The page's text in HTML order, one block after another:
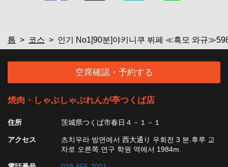
톱 코스 인기 No1[90분]야키니쿠 뷔페 ≪흑모 와규
空席確認・予約する
焼肉・しゃぶしゃぶれんが亭つくば店
住所 茨城県つくば市春日４－１－１
アクセス
츠치우라 방면에서 西大通り 우회전 3 분.후루 교
차로 오른쪽.연구 학원 역에서 1984m.